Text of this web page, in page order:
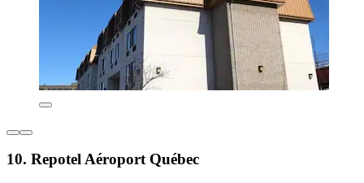
10. Repotel Aéroport Québec